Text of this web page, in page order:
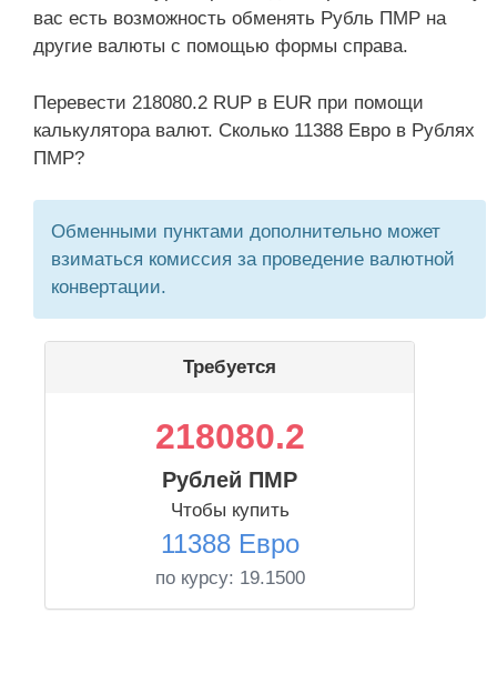
вас есть возможность обменять Рубль ПМР на
другие валюты с помощью формы справа.
Перевести 218080.2 RUP в EUR при помощи
калькулятора валют. Сколько 11388 Евро в Рублях
ПМР?
Обменными пунктами дополнительно может
взиматься комиссия за проведение валютной
конвертации.
Требуется
218080.2
Рублей ПМР
Чтобы купить
11388 Евро
по курсу: 19.1500